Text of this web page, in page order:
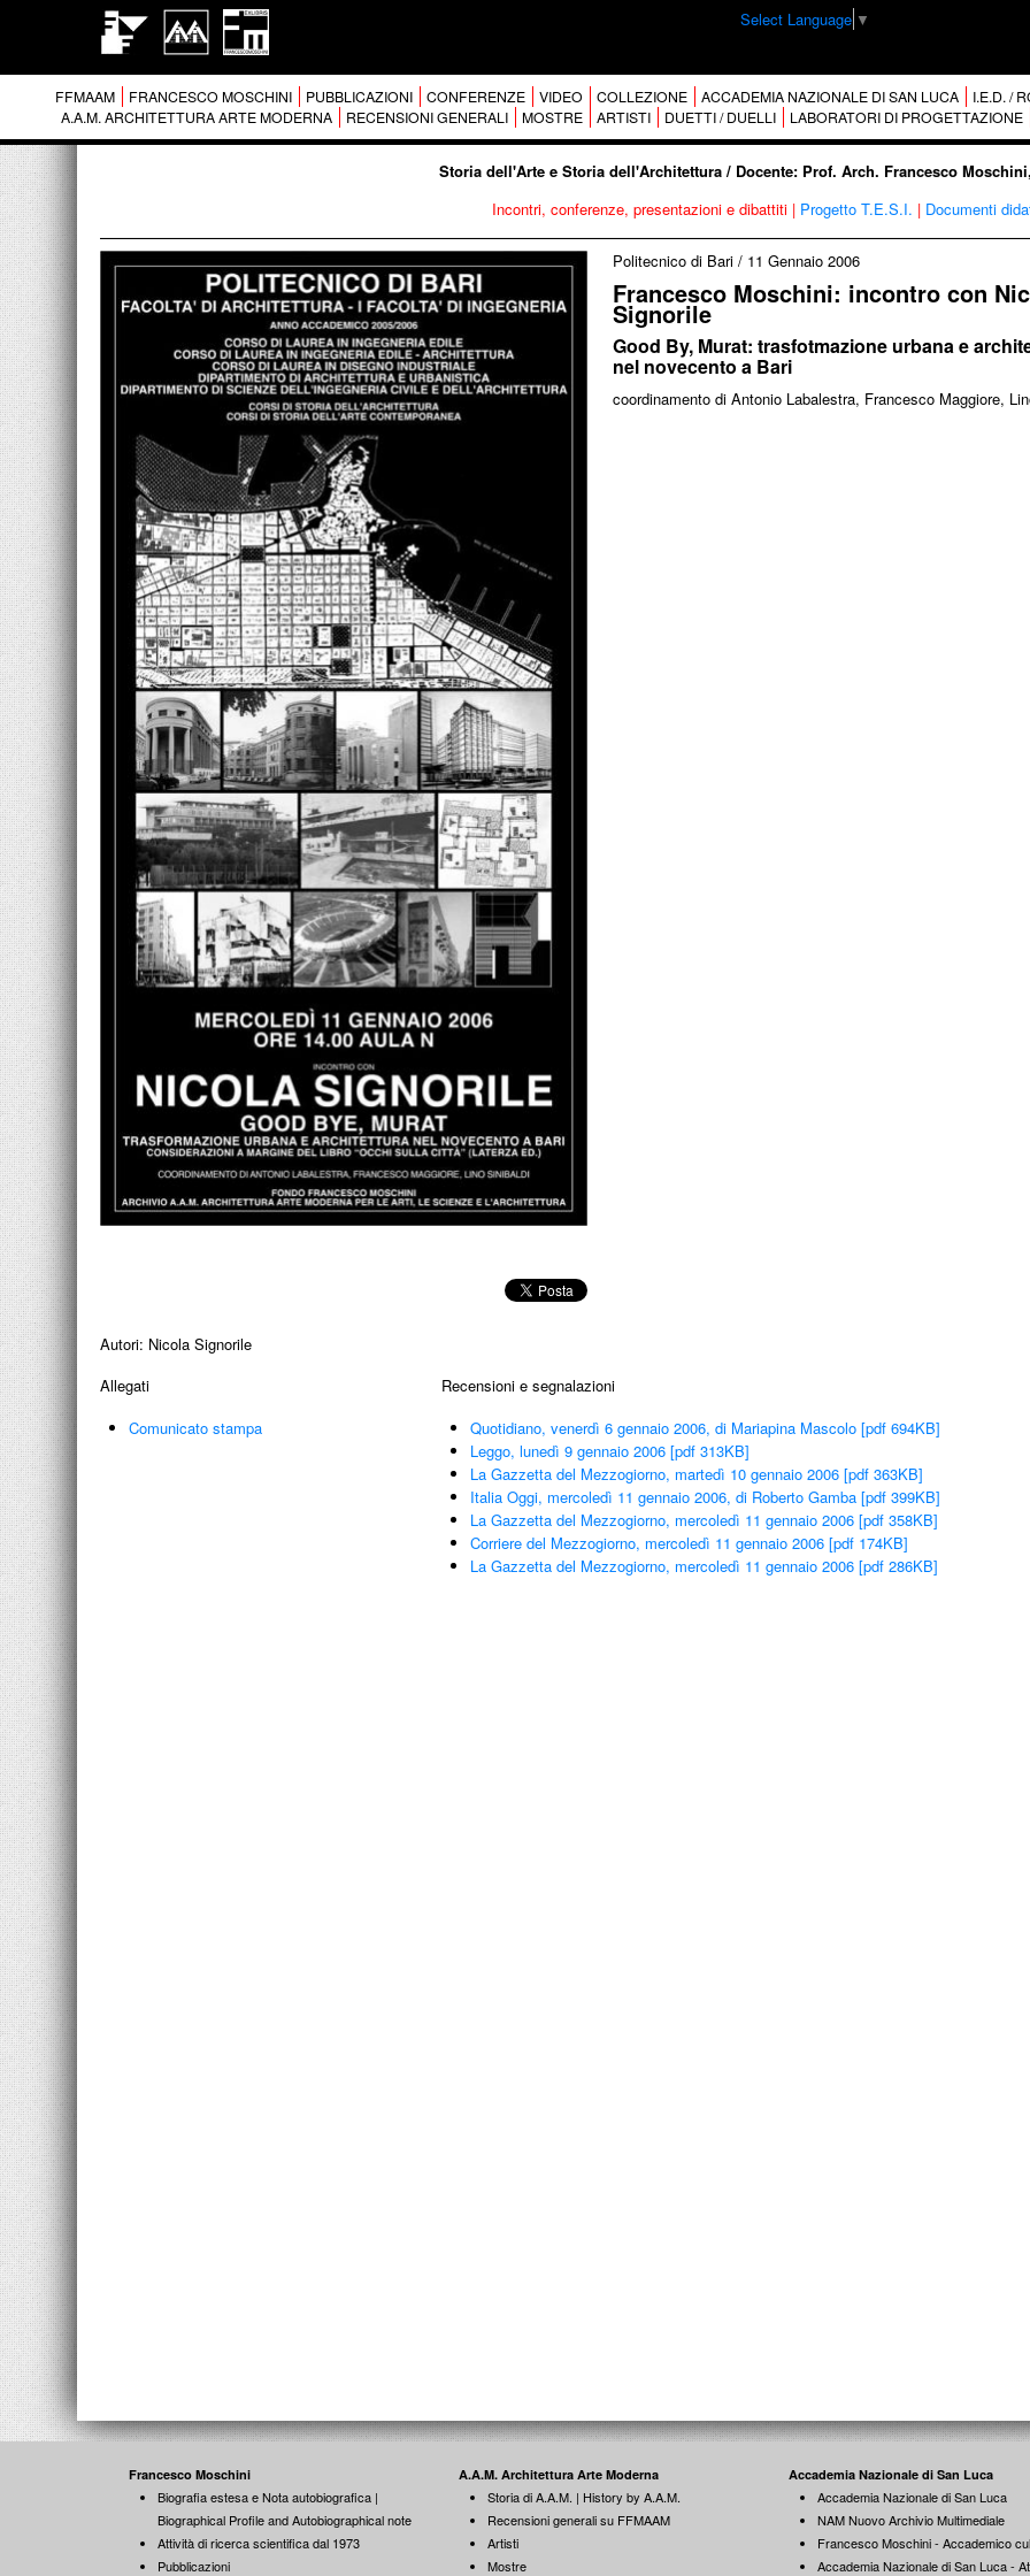
Select Language ▼
FFMAAM FRANCESCO MOSCHINI PUBBLICAZIONI CONFERENZE VIDEO COLLEZIONE ACCADEMIA NAZIONALE DI SAN LUCA I.E.D. /
A.A.M. ARCHITETTURA ARTE MODERNA
RECENSIONI GENERALI MOSTRE ARTISTI DUETTI / DUELLI LABORATORI DI PROGETTAZIONE
Storia dell'Arte e Storia dell'Architettura / Docente: Prof. Arch. Francesco
Incontri, conferenze, presentazioni e dibattiti | Progetto T.E.S.I. | Documenti
Politecnico di Bari / 11 Gennaio 2006
Francesco Moschini: incontro con
Signorile
Good By, Murat: trasfotmazione urbana e
nel novecento a Bari
coordinamento di Antonio Labalestra, Francesco Maggiore,
Autori: Nicola Signorile
Allegati
Comunicato stampa
Recensioni e segnalazioni
Quotidiano, venerdì 6 gennaio 2006, di Mariapina Mascolo [pdf 694KB]
Leggo, lunedì 9 gennaio 2006 [pdf 313KB]
La Gazzetta del Mezzogiorno, martedì 10 gennaio 2006 [pdf 363KB]
Italia Oggi, mercoledì 11 gennaio 2006, di Roberto Gamba [pdf 399KB]
La Gazzetta del Mezzogiorno, mercoledì 11 gennaio 2006 [pdf 358KB]
Corriere del Mezzogiorno, mercoledì 11 gennaio 2006 [pdf 174KB]
La Gazzetta del Mezzogiorno, mercoledì 11 gennaio 2006 [pdf 286KB]
Francesco Moschini
Biografia estesa e Nota autobiografica |
Biographical Profile and Autobiographical note
Attività di ricerca scientifica dal 1973
Pubblicazioni
A.A.M. Architettura Arte Moderna
Storia di A.A.M. | History by A.A.M.
Recensioni generali su FFMAAM
Artisti
Mostre
Accademia Nazionale di San Luca
Accademia Nazionale di San Luca
NAM Nuovo Archivio Multimediale
Francesco Moschini - Accademico
Accademia Nazionale di San Luca -